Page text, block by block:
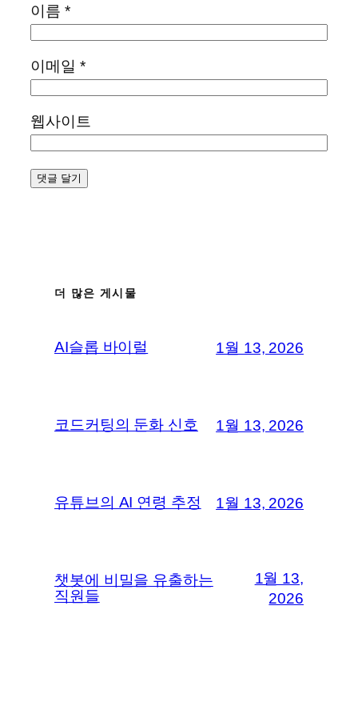
이름 *
이메일 *
웹사이트
더 많은 게시물
AI슬롭 바이럴 1월 13, 2026
코드커팅의 둔화 신호 1월 13, 2026
유튜브의 AI 연령 추정 1월 13, 2026
챗봇에 비밀을 유출하는
직원들
1월 13,
2026